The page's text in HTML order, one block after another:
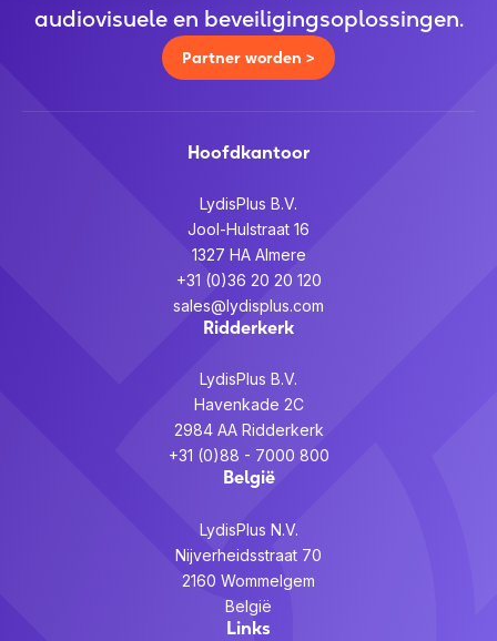
audiovisuele en beveiligingsoplossingen.
Partner worden >
Hoofdkantoor
LydisPlus B.V.
Jool-Hulstraat 16
1327 HA Almere
+31 (0)36 20 20 120
sales@lydisplus.com
Ridderkerk
LydisPlus B.V.
Havenkade 2C
2984 AA Ridderkerk
+31 (0)88 - 7000 800
België
LydisPlus N.V.
Nijverheidsstraat 70
2160 Wommelgem
België
Links